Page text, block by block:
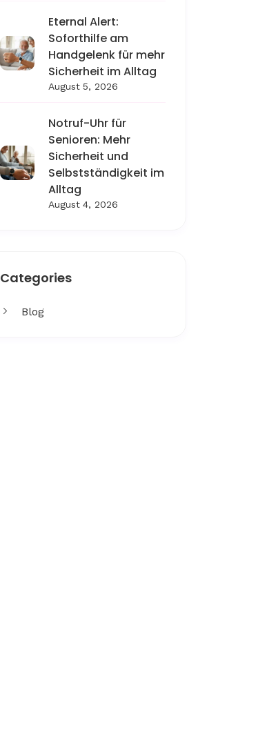
Eternal Alert:
Soforthilfe am
Handgelenk für mehr
Sicherheit im Alltag
August 5, 2026
Notruf-Uhr für
Senioren: Mehr
Sicherheit und
Selbstständigkeit im
Alltag
August 4, 2026
Categories
Blog